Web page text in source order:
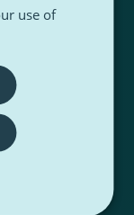
use of